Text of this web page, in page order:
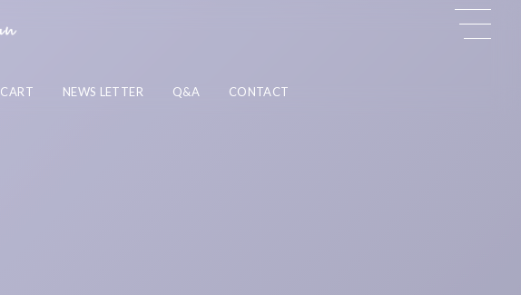
CART NEWS LETTER Q&A CONTACT